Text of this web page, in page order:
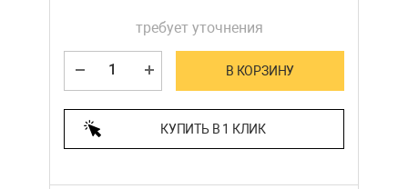
требует уточнения
В КОРЗИНУ
КУПИТЬ В 1 КЛИК